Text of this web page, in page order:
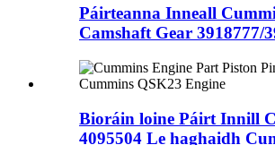
Páirteanna Inneall
Camshaft Gear 3918777/
Bioráin loine Páirt Innill
4095504 Le haghaidh